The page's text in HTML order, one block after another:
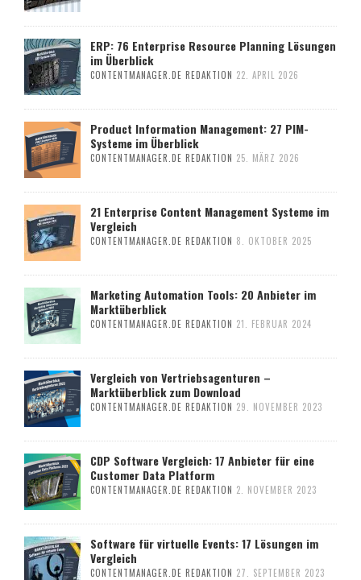
ERP: 76 Enterprise Resource Planning Lösungen
im Überblick
CONTENTMANAGER.DE REDAKTION 22. APRIL 2026
Product Information Management: 27 PIM-
Systeme im Überblick
CONTENTMANAGER.DE REDAKTION 25. MÄRZ 2026
21 Enterprise Content Management Systeme im
Vergleich
CONTENTMANAGER.DE REDAKTION 8. OKTOBER 2025
Marketing Automation Tools: 20 Anbieter im
Marktüberblick
CONTENTMANAGER.DE REDAKTION 21. FEBRUAR 2024
Vergleich von Vertriebsagenturen –
Marktüberblick zum Download
CONTENTMANAGER.DE REDAKTION 29. NOVEMBER 2023
CDP Software Vergleich: 17 Anbieter für eine
Customer Data Platform
CONTENTMANAGER.DE REDAKTION 2. NOVEMBER 2023
Software für virtuelle Events: 17 Lösungen im
Vergleich
CONTENTMANAGER.DE REDAKTION 27. SEPTEMBER 2023